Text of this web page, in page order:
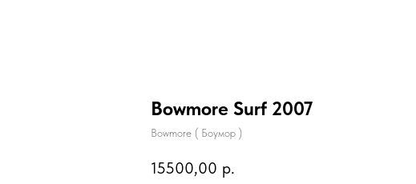
Bowmore Surf 2007
Bowmore ( Боумор )
15500,00 р.